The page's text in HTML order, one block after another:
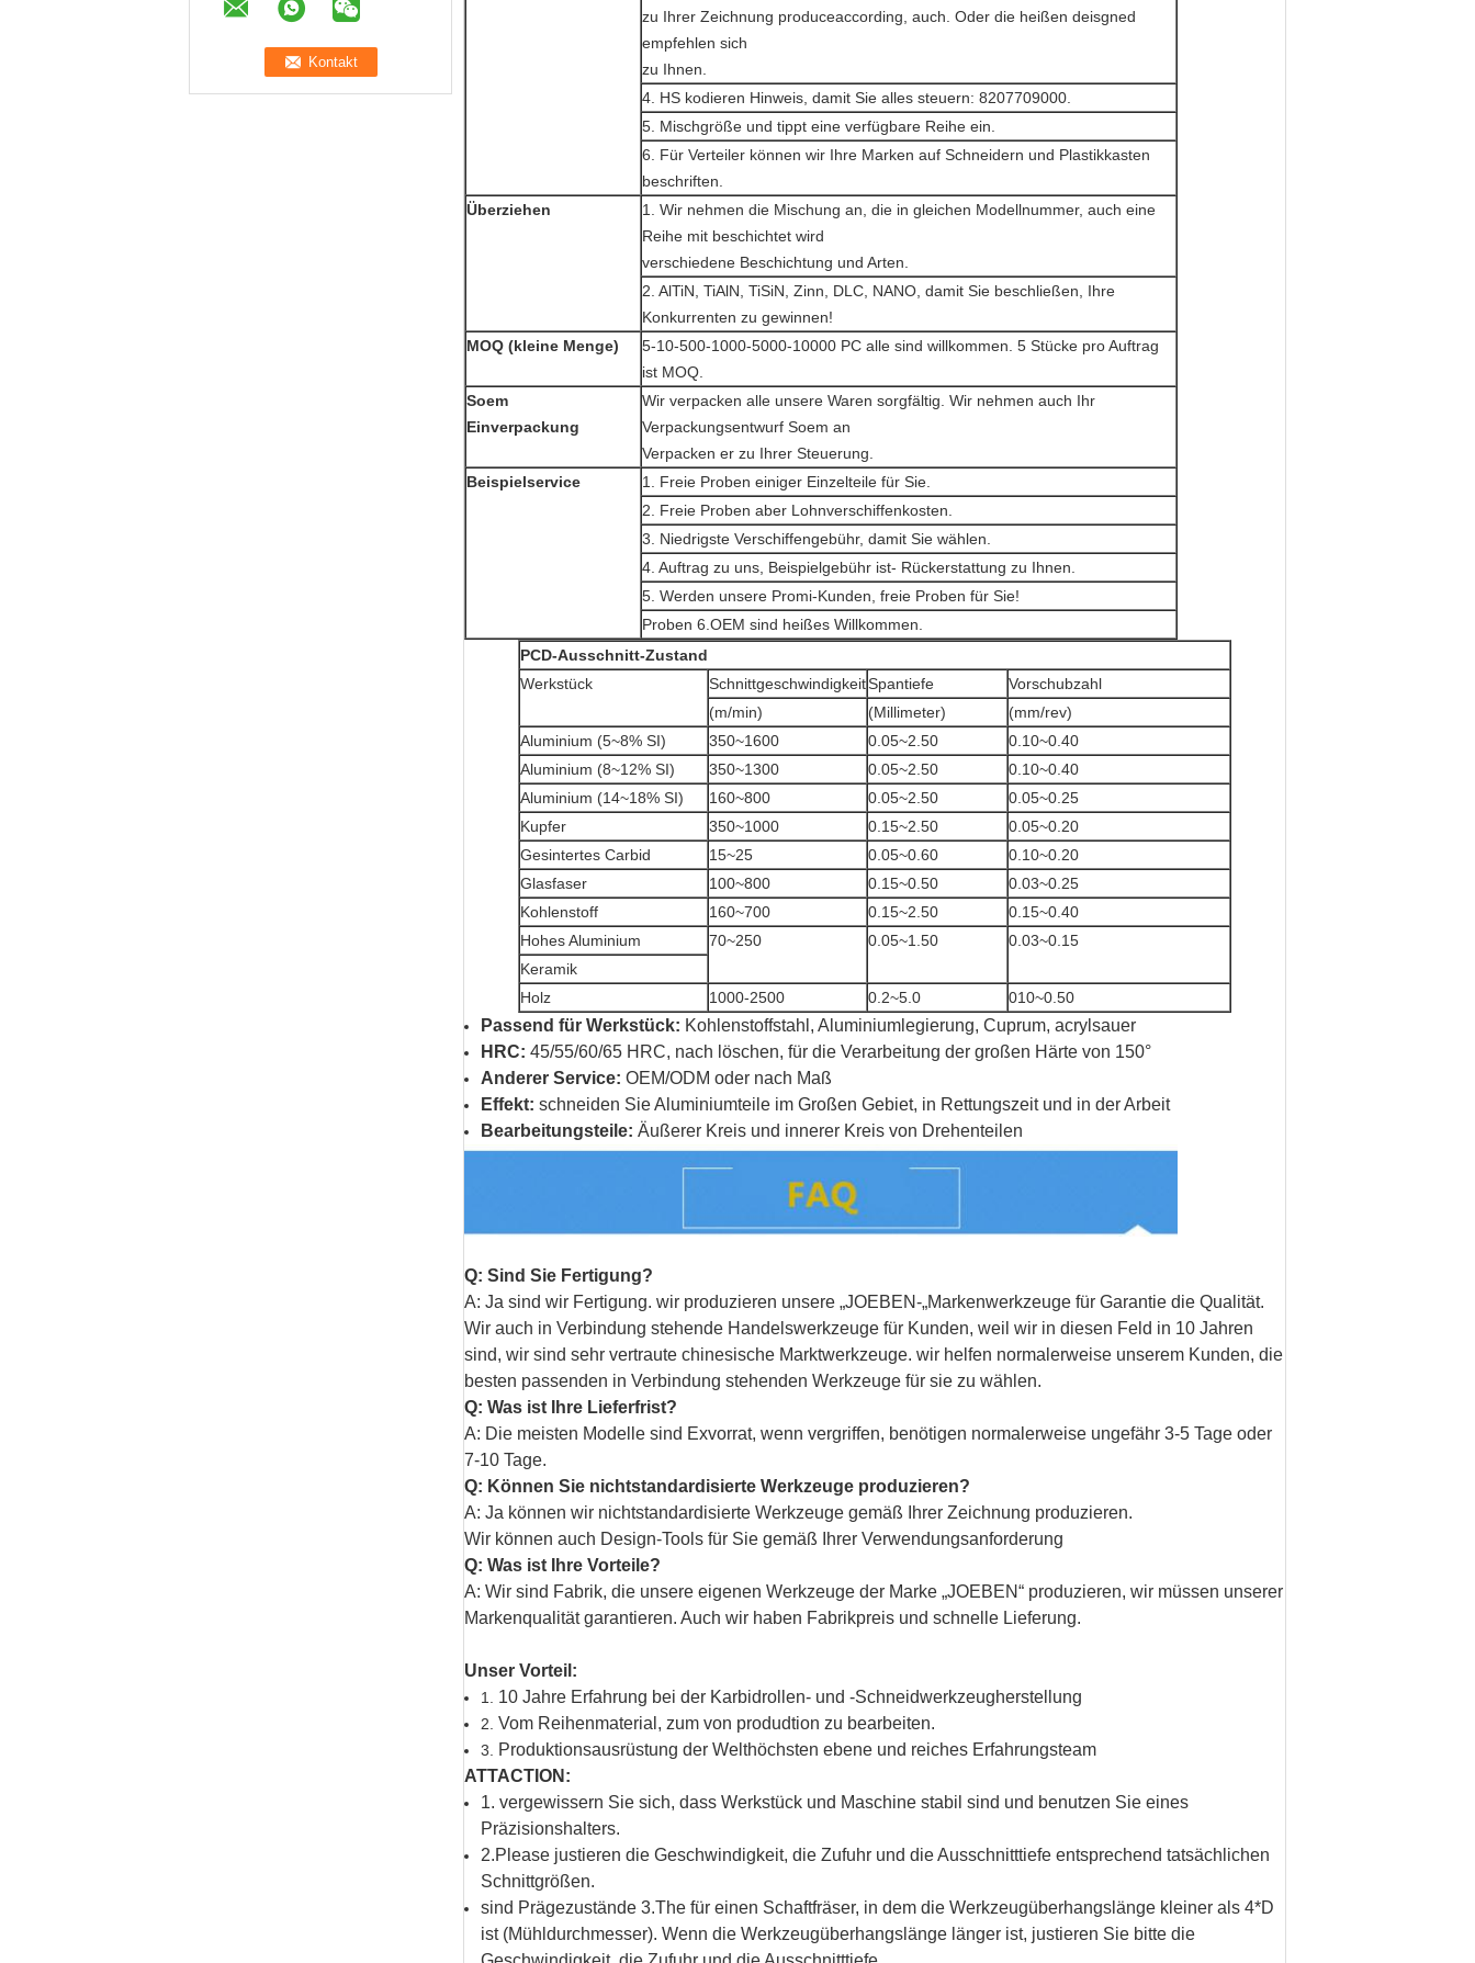
zu Ihrer Zeichnung produceaccording, auch. Oder die heißen deisgned
empfehlen sich
zu Ihnen.
4. HS kodieren Hinweis, damit Sie alles steuern: 8207709000.
5. Mischgröße und tippt eine verfügbare Reihe ein.
6. Für Verteiler können wir Ihre Marken auf Schneidern und Plastikkasten
beschriften.
Überziehen
1. Wir nehmen die Mischung an, die in gleichen Modellnummer, auch eine
Reihe mit beschichtet wird
verschiedene Beschichtung und Arten.
2. AlTiN, TiAlN, TiSiN, Zinn, DLC, NANO, damit Sie beschließen, Ihre
Konkurrenten zu gewinnen!
MOQ (kleine Menge)
5-10-500-1000-5000-10000 PC alle sind willkommen. 5 Stücke pro Auftrag
ist MOQ.
Soem
Einverpackung
Wir verpacken alle unsere Waren sorgfältig. Wir nehmen auch Ihr
Verpackungsentwurf Soem an
Verpacken er zu Ihrer Steuerung.
Beispielservice
1. Freie Proben einiger Einzelteile für Sie.
2. Freie Proben aber Lohnverschiffenkosten.
3. Niedrigste Verschiffengebühr, damit Sie wählen.
4. Auftrag zu uns, Beispielgebühr ist- Rückerstattung zu Ihnen.
5. Werden unsere Promi-Kunden, freie Proben für Sie!
Proben 6.OEM sind heißes Willkommen.
PCD-Ausschnitt-Zustand
Werkstück
SchnittgeschwindigkeitSpantiefe
Vorschubzahl
(m/min)
(Millimeter)
(mm/rev)
Aluminium (5~8% SI)
350~1600 0.05~2.50
0.10~0.40
Aluminium (8~12% SI)
350~1300 0.05~2.50
0.10~0.40
Aluminium (14~18% SI)
160~800 0.05~2.50
0.05~0.25
Kupfer
350~1000 0.15~2.50
0.05~0.20
Gesintertes Carbid
15~25 0.05~0.60
0.10~0.20
Glasfaser
100~800 0.15~0.50
0.03~0.25
Kohlenstoff
160~700 0.15~2.50
0.15~0.40
Hohes Aluminium
70~250 0.05~1.50
0.03~0.15
Keramik
Holz
1000-2500 0.2~5.0 010~0.50
Passend für Werkstück: Kohlenstoffstahl, Aluminiumlegierung, Cuprum, acrylsauer
HRC: 45/55/60/65 HRC, nach löschen, für die Verarbeitung der großen Härte von 150°
Anderer Service: OEM/ODM oder nach Maß
Effekt: schneiden Sie Aluminiumteile im Großen Gebiet, in Rettungszeit und in der Arbeit
Bearbeitungsteile: Äußerer Kreis und innerer Kreis von Drehenteilen
Q: Sind Sie Fertigung?
A: Ja sind wir Fertigung. wir produzieren unsere „JOEBEN-„Markenwerkzeuge für Garantie die Qualität.
Wir auch in Verbindung stehende Handelswerkzeuge für Kunden, weil wir in diesen Feld in 10 Jahren
sind, wir sind sehr vertraute chinesische Marktwerkzeuge. wir helfen normalerweise unserem Kunden, die
besten passenden in Verbindung stehenden Werkzeuge für sie zu wählen.
Q: Was ist Ihre Lieferfrist?
A: Die meisten Modelle sind Exvorrat, wenn vergriffen, benötigen normalerweise ungefähr 3-5 Tage oder
7-10 Tage.
Q: Können Sie nichtstandardisierte Werkzeuge produzieren?
A: Ja können wir nichtstandardisierte Werkzeuge gemäß Ihrer Zeichnung produzieren.
Wir können auch Design-Tools für Sie gemäß Ihrer Verwendungsanforderung
Q: Was ist Ihre Vorteile?
A: Wir sind Fabrik, die unsere eigenen Werkzeuge der Marke „JOEBEN“ produzieren, wir müssen unserer
Markenqualität garantieren. Auch wir haben Fabrikpreis und schnelle Lieferung.
Unser Vorteil:
1. 10 Jahre Erfahrung bei der Karbidrollen- und -Schneidwerkzeugherstellung
2. Vom Reihenmaterial, zum von produdtion zu bearbeiten.
3.
Produktionsausrüstung der Welthöchsten ebene und reiches Erfahrungsteam
ATTACTION:
1. vergewissern Sie sich, dass Werkstück und Maschine stabil sind und benutzen Sie eines
Präzisionshalters.
2.Please justieren die Geschwindigkeit, die Zufuhr und die Ausschnitttiefe entsprechend tatsächlichen
Schnittgrößen.
sind Prägezustände 3.The für einen Schaftfräser, in dem die Werkzeugüberhangslänge kleiner als 4*D
ist (Mühldurchmesser). Wenn die Werkzeugüberhangslänge länger ist, justieren Sie bitte die